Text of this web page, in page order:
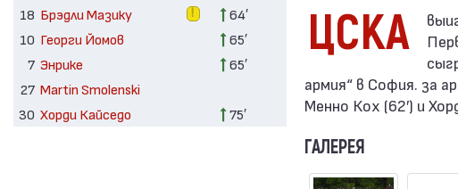
18 Брэдли Мазику
64′
10 Георги Йомов
65′
7 Энрике
65′
27 Martin Smolenski
30 Хорди Кайседо 75′
ЦСКА
армия“ в София. за
Менно Кох (62′) и
ГАЛЕРЕЯ